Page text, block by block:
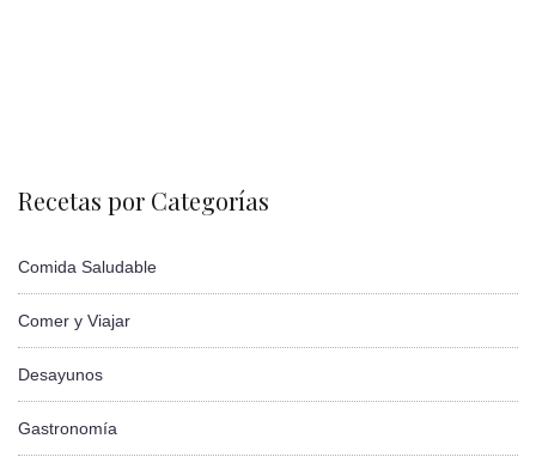
Recetas por Categorías
Comida Saludable
Comer y Viajar
Desayunos
Gastronomía